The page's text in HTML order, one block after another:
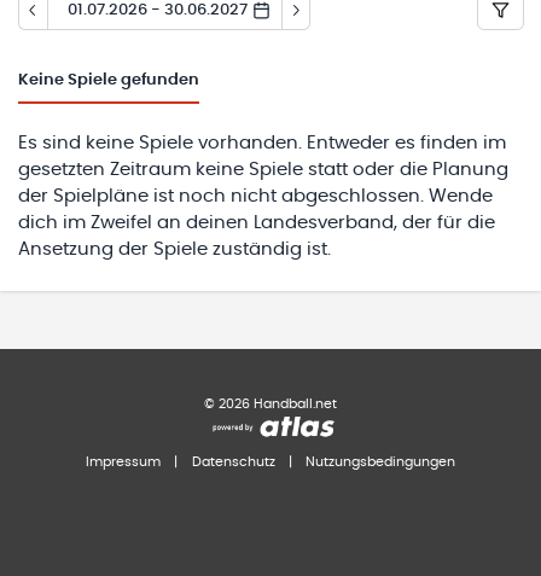
01.07.2026 - 30.06.2027
Keine Spiele gefunden
Es sind keine Spiele vorhanden. Entweder es finden im
gesetzten Zeitraum keine Spiele statt oder die Planung
der Spielpläne ist noch nicht abgeschlossen. Wende
dich im Zweifel an deinen Landesverband, der für die
Ansetzung der Spiele zuständig ist.
© 2026 Handball.net
Impressum Datenschutz Nutzungsbedingungen